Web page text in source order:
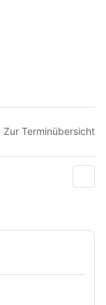
Zur Terminübersicht